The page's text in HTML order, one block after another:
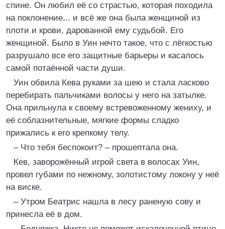
спине. Он любил её со страстью, которая походила
на поклонение... и всё же она была женщиной из
плоти и крови, дарованной ему судьбой. Его
женщиной. Было в Уин нечто такое, что с лёгкостью
разрушало все его защитные барьеры и касалось
самой потаённой части души.
Уин обвила Кева руками за шею и стала ласково
перебирать пальчиками волосы у него на затылке.
Она прильнула к своему встревоженному жениху, и
её соблазнительные, мягкие формы сладко
прижались к его крепкому телу.
– Что тебя беспокоит? – прошептала она.
Кев, заворожённый игрой света в волосах Уин,
провел губами по нежному, золотистому локону у неё
на виске.
– Утром Беатрис нашла в лесу раненую сову и
принесла её в дом.